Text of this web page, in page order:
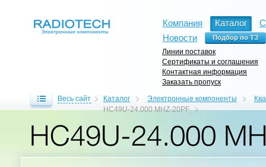
Компания Каталог
Новости
Линии поставок
Сертификаты и соглашения
Контактная информация
Заказать пропуск
Весь сайт Каталог Электронные компоненты
HC49U-24.000 MHZ-20PF
HC49U-24.000